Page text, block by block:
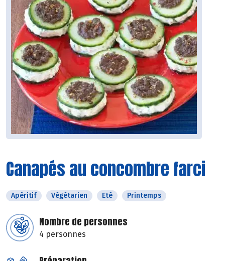
Canapés au concombre farci
Apéritif Végétarien Eté Printemps
Nombre de personnes
4 personnes